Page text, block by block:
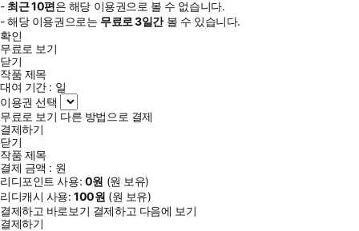
- 최근10편은 해당 이용권으로 볼 수 없습니다.
- 해당 이용권으로는 무료로3일간볼 수 있습니다.
확인
무료로 보기
닫기
작품 제목
대여 기간 : 일
이용권 선택
무료로 보기 다른 방법으로 결제
결제하기
닫기
작품 제목
결제 금액 : 원
리디포인트 사용: 0원 (원 보유)
리디캐시 사용:100원 (원 보유)
결제하고 바로보기 결제하고 다음에 보기
결제하기